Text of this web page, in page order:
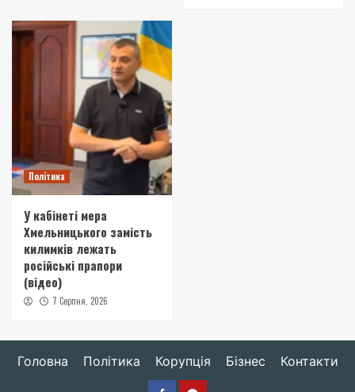
Політика
У кабінеті мера
Хмельницького замість
килимків лежать
російські прапори
(відео)
7 Серпня, 2026
Головна Політика Корупція Бізнес Контакти